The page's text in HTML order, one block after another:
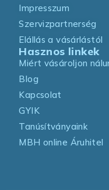
Impresszum
Szervizpartnerség
Elállás a vásárlástól
Hasznos linkek
Miért vásároljon
Blog
Kapcsolat
GYIK
Tanúsítványaink
MBH online Áruhitel